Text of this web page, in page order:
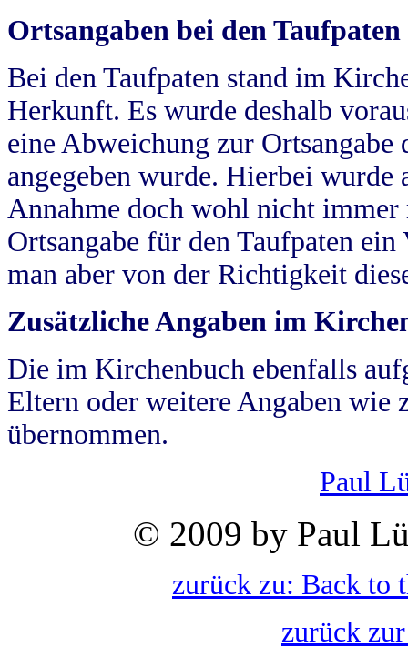
Ortsangaben bei den Taufpaten
Bei den Taufpaten stand im
Herkunft. Es wurde deshalb
eine Abweichung zur
angegeben wurde. Hierbei wurde
Annahme doch wohl nicht
Ortsangabe für den Taufpaten
man aber von der Richtigkeit
Zusätzliche Angaben im
Die im Kirchenbuch ebenfalls
Eltern oder weitere Angaben wie
übernommen.
Paul
© 2009 by Paul
zurück zu: Back to
zurück